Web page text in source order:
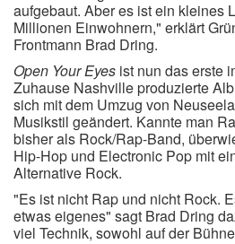
aufgebaut. Aber es ist ein kleines
Millionen Einwohnern," erklärt
Frontmann Brad Dring.
Open Your Eyes ist nun das erste
Zuhause Nashville produzierte
sich mit dem Umzug von
Musikstil geändert. Kannte man
bisher als Rock/Rap-Band,
Hip-Hop und Electronic Pop mit
Alternative Rock.
"Es ist nicht Rap und nicht Rock.
etwas eigenes" sagt Brad Dring
viel Technik, sowohl auf der